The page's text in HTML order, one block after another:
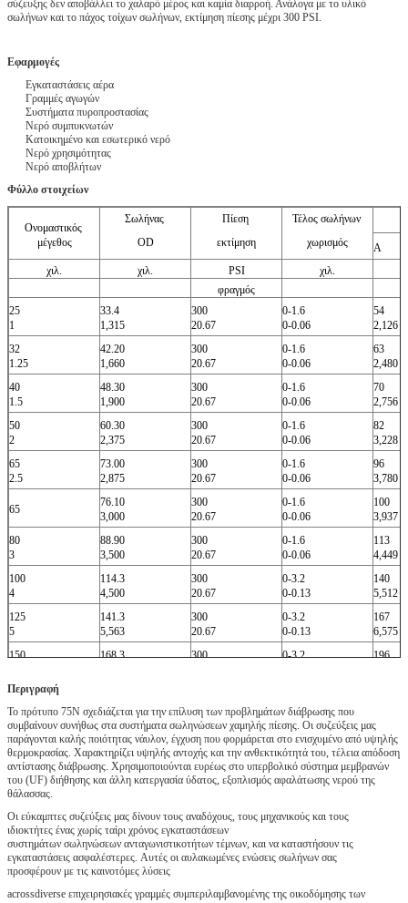
σύζευξης δεν αποβάλλει το χαλαρό μέρος και καμία διαρροή. Ανάλογα με το υλικό
σωλήνων και το πάχος τοίχων σωλήνων, εκτίμηση πίεσης μέχρι 300 PSI.
Εφαρμογές
Εγκαταστάσεις αέρα
Γραμμές αγωγών
Συστήματα πυροπροστασίας
Νερό συμπυκνωτών
Κατοικημένο και εσωτερικό νερό
Νερό χρησιμότητας
Νερό αποβλήτων
Φύλλο στοιχείων
Ονομαστικός
μέγεθος
Σωλήνας
OD
Πίεση
εκτίμηση
Τέλος σωλήνων
χωρισμός
Α
χιλ.
χιλ. PSI
χιλ.
φραγμός
25
1
33.4
1,315
300
20.67
0-1.6
0-0.06
54
2,126
32
1.25
42.20
1,660
300
20.67
0-1.6
0-0.06
63
2,480
40
1.5
48.30
1,900
300
20.67
0-1.6
0-0.06
70
2,756
50
2
60.30
2,375
300
20.67
0-1.6
0-0.06
82
3,228
65
2.5
73.00
2,875
300
20.67
0-1.6
0-0.06
96
3,780
65
76.10
3,000
300
20.67
0-1.6
0-0.06
100
3,937
80
3
88.90
3,500
300
20.67
0-1.6
0-0.06
113
4,449
100
4
114.3
4,500
300
20.67
0-3.2
0-0.13
140
5,512
125
5
141.3
5,563
300
20.67
0-3.2
0-0.13
167
6,575
150
168.3
300
0-3.2
196
Περιγραφή
Το πρότυπο 75N σχεδιάζεται για την επίλυση των προβλημάτων διάβρωσης που
συμβαίνουν συνήθως στα συστήματα σωληνώσεων χαμηλής πίεσης. Οι συζεύξεις μας
παράγονται καλής ποιότητας νάυλον, έγχυση που φορμάρεται στο ενισχυμένο από υψηλής
θερμοκρασίας. Χαρακτηρίζει υψηλής αντοχής και την ανθεκτικότητά του, τέλεια απόδοση
αντίστασης διάβρωσης. Χρησιμοποιούνται ευρέως στο υπερβολικό σύστημα μεμβρανών
του (UF) διήθησης και άλλη κατεργασία ύδατος, εξοπλισμός αφαλάτωσης νερού της
θάλασσας.
Οι εύκαμπτες συζεύξεις μας δίνουν τους αναδόχους, τους μηχανικούς και τους
ιδιοκτήτες ένας χωρίς ταίρι χρόνος εγκαταστάσεων
συστημάτων σωληνώσεων ανταγωνιστικοτήτων τέμνων, και να καταστήσουν τις
εγκαταστάσεις ασφαλέστερες. Αυτές οι αυλακωμένες ενώσεις σωλήνων σας
προσφέρουν με τις καινοτόμες λύσεις
acrossdiverse επιχειρησιακές γραμμές συμπεριλαμβανομένης της οικοδόμησης των